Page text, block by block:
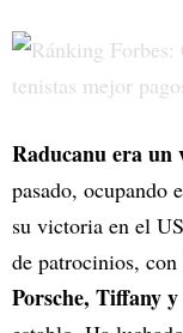
Raducanu era un
pasado, ocupando
su victoria en el
de patrocinios, con
Porsche, Tiffany